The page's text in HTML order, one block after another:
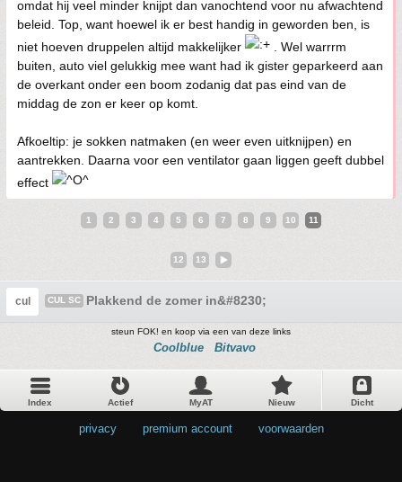
omdat hij veel minder knijpt dan vanochtend voor nu afwachtend
beleid. Top, want hoewel ik er best handig in geworden ben, is
niet hoeven druppelen altijd makkelijker
. Wel warrrm
buiten, auto viel gelukkig mee want had ik gister geparkeerd aan
de overkant onder een boom zodanig dat pas eind van de
middag de zon er keer op komt.
Afkoeltip: je sokken natmaken (en weer even uitknijpen) en
aantrekken. Daarna voor een ventilator gaan liggen geeft dubbel
effect
1 2 3 4 5 6 7 8 9 10 11
12 13
cul CUL SC Plakkend de zomer in&#8230;
steun FOK! en koop via een van deze links
Coolblue Bitvavo
Index Actief MyAT Nieuw Dicht
privacy premium account voorwaarden